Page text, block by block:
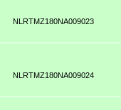
NLRTMZ180NA009023
NLRTMZ180NA009024